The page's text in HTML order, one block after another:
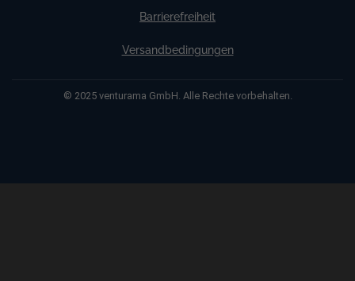
Barrierefreiheit
Versandbedingungen
© 2025 venturama GmbH. Alle Rechte vorbehalten.